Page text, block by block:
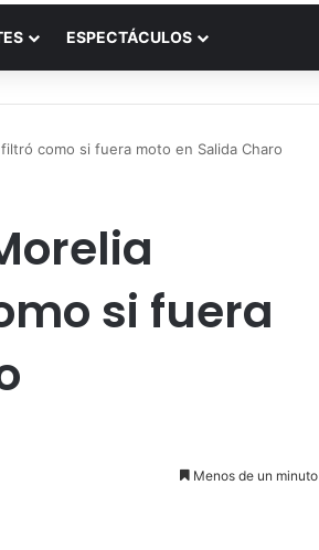
ESPECTÁCULOS
como si fuera moto en Salida Charo
si fuera
Menos de un minuto